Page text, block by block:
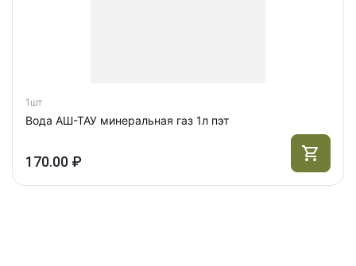
1шт
Вода АШ-ТАУ минеральная газ 1л пэт
170.00 ₽